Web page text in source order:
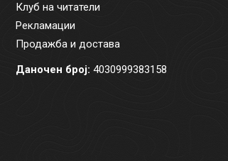
Клуб на читатели
Рекламации
Продажба и достава
Даночен број: 4030999383158